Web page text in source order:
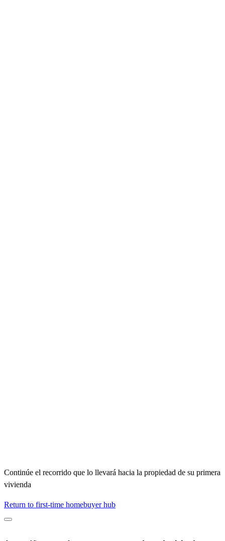
Continúe el recorrido que lo llevará hacia la propiedad de su primera
vivienda
Return to first-time homebuyer hub